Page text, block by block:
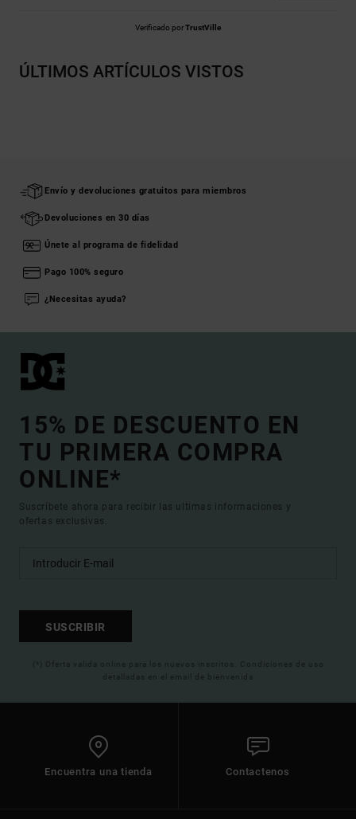
Verificado porTrustVille
ÚLTIMOS ARTÍCULOS VISTOS
Envío y devoluciones gratuitos para miembros
Devoluciones en 30 días
Únete al programa de fidelidad
Pago 100% seguro
¿Necesitas ayuda?
15% DE DESCUENTO EN
TU PRIMERA COMPRA
ONLINE*
Suscríbete ahora para recibir las ultimas informaciones y
ofertas exclusivas.
SUSCRIBIR
(*) Oferta valida online para los nuevos inscritos. Condiciones de uso
detalladas en el email de bienvenida
Encuentra una tienda Contactenos